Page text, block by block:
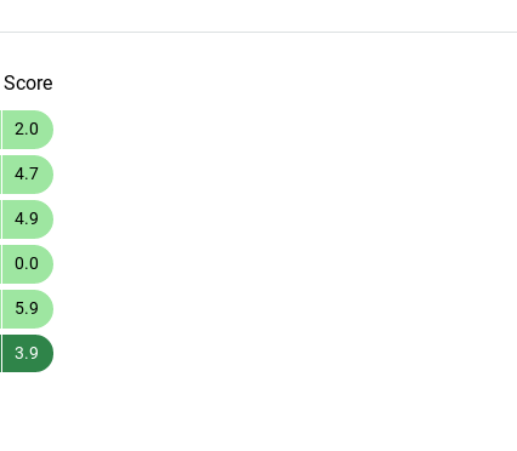
Score
2.0
4.7
4.9
0.0
5.9
3.9